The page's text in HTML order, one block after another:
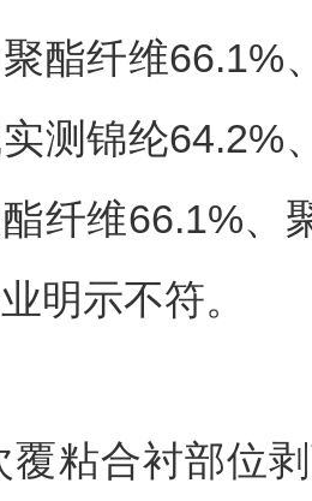
酯纤维66.1%
测锦纶64.2%
纤维66.1%、
明示不符。
覆粘合衬部位